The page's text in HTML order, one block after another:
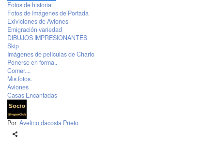
Fotos de historia
Fotos de Imágenes de Portada
Exiviciones de Aviones
Emigración variedad
DIBUJOS IMPRESIONANTES
Skip
Imágenes de películas de Charlo
Ponerse en forma..
Comer....
Mis fotos.
Aviones
Casas Encantadas
Por Avelino dacosta Prieto